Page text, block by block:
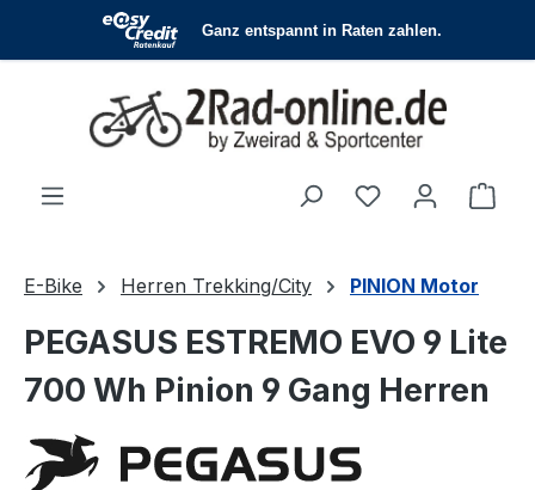
Zum Hauptinhalt springen
Du hast 0
E-Bike Herren Trekking/City PINION Motor
PEGASUS ESTREMO EVO 9 Lite
700 Wh Pinion 9 Gang Herren